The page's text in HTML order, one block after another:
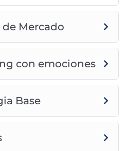
de Mercado
con emociones
Base